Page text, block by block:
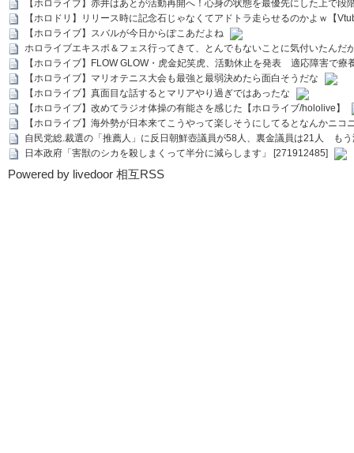
【ホロライブ】赤井はあとが活動再開へ！心身の状態を最優先にした上で段
【ホロドリ】リリース時に記念石じゃなくてアドトラ走らせるのかよｗ【
【ホロライブ】スバルが今日からぽこあだよね
ホロライブエキスポ＆フェス行ってきて、とんでもないことに気付いたんだ
【ホロライブ】FLOW GLOW・虎金妃笑虎、活動休止を発表 適応障害で療
【ホロライブ】マリオテニス大会も最強と最弱決めたら面白そうだな
【ホロライブ】真面目な話するとマリアやり過ぎではあったな
【ホロライブ】改めてラジオ体操の有能さを感じた【ホロライブ/hololive】
【ホロライブ】海外勢が日本来てこうやって楽しそうにしてるとなんかニコ
自民党総.裁選の「推薦人」に反日朝鮮壺議員が58人、裏金議員は21人 も
日本政府「害獣のシカを殺しまくって半分に減らします」 [271912485]
Powered by livedoor 相互RSS